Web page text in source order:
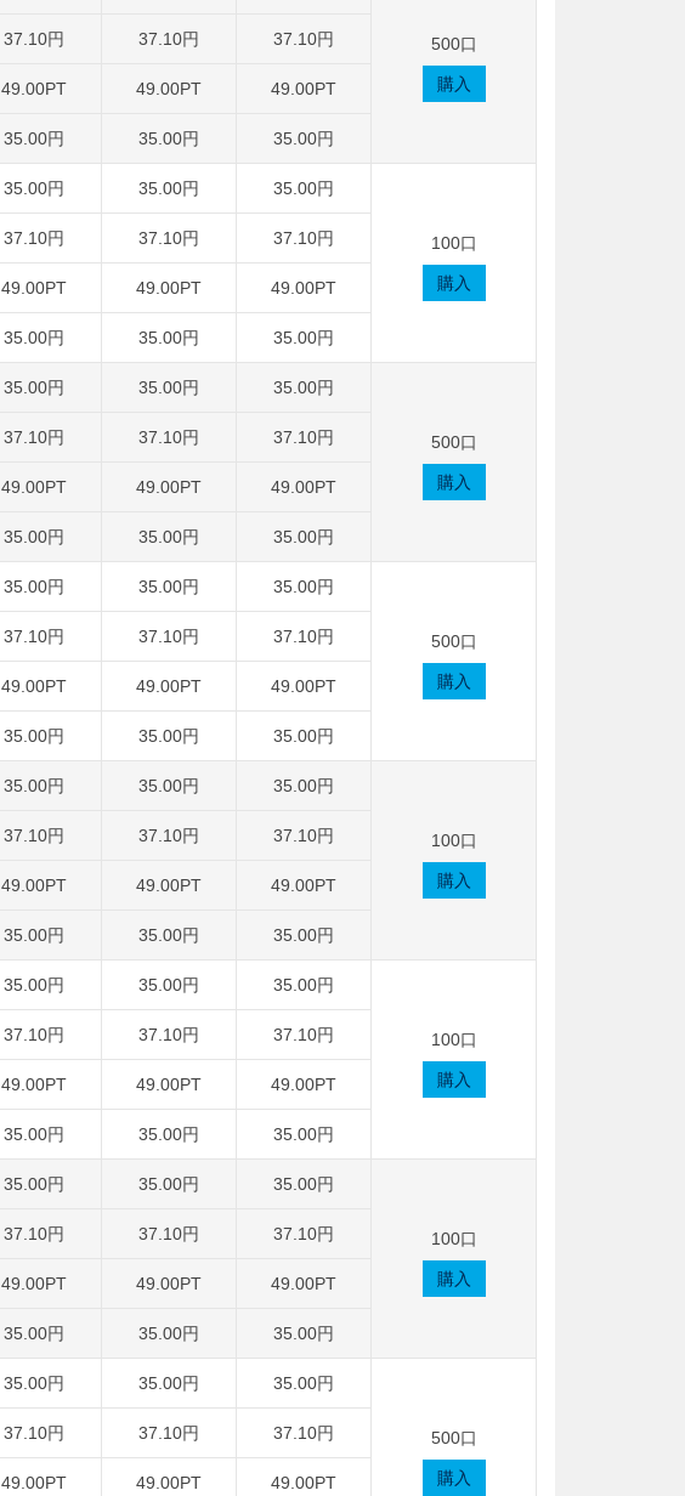
500口
購入
37.10円 37.10円 37.10円
49.00PT 49.00PT 49.00PT
35.00円 35.00円 35.00円
35.00円 35.00円 35.00円
100口
購入
37.10円 37.10円 37.10円
49.00PT 49.00PT 49.00PT
35.00円 35.00円 35.00円
35.00円 35.00円 35.00円
500口
購入
37.10円 37.10円 37.10円
49.00PT 49.00PT 49.00PT
35.00円 35.00円 35.00円
35.00円 35.00円 35.00円
500口
購入
37.10円 37.10円 37.10円
49.00PT 49.00PT 49.00PT
35.00円 35.00円 35.00円
35.00円 35.00円 35.00円
100口
購入
37.10円 37.10円 37.10円
49.00PT 49.00PT 49.00PT
35.00円 35.00円 35.00円
35.00円 35.00円 35.00円
100口
購入
37.10円 37.10円 37.10円
49.00PT 49.00PT 49.00PT
35.00円 35.00円 35.00円
35.00円 35.00円 35.00円
100口
購入
37.10円 37.10円 37.10円
49.00PT 49.00PT 49.00PT
35.00円 35.00円 35.00円
35.00円 35.00円 35.00円
500口
購入
37.10円 37.10円 37.10円
49.00PT 49.00PT 49.00PT